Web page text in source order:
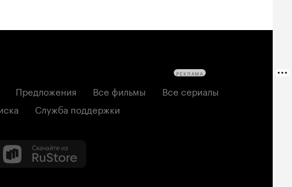
Предложения Все фильмы
Все сериалы
Служба поддержки
РЕКЛАМА